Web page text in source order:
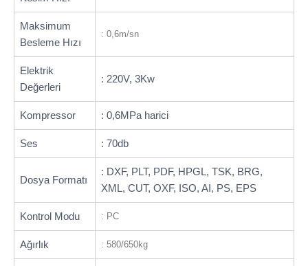
Maksimum
Besleme Hızı
: 0,6m/sn
Elektrik
Değerleri
: 220V, 3Kw
Kompressor : 0,6MPa harici
Ses : 70db
Dosya Formatı
: DXF, PLT, PDF, HPGL, TSK, BRG,
XML, CUT, OXF, ISO, AI, PS, EPS
Kontrol Modu : PC
Ağırlık : 580/650kg